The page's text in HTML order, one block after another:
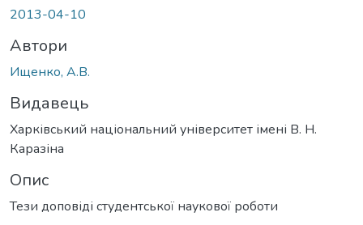
2013-04-10
Автори
Ищенко, А.В.
Видавець
Харківський національний університет імені В. Н.
Каразіна
Опис
Тези доповіді студентської наукової роботи